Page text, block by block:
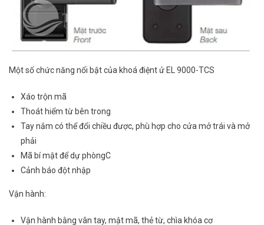
Một số chức năng nổi bật của khoá điệnt ử EL 9000-TCS
Xáo trộn mã
Thoát hiểm từ bên trong
Tay nắm có thể đổi chiều được, phù hợp cho cửa mở trái và mở
phải
Mã bí mật để dự phòngC
Cảnh báo đột nhập
Vận hành:
Vận hành bằng vân tay, mật mã, thẻ từ, chìa khóa cơ